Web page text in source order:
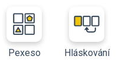
Pexeso Hláskování